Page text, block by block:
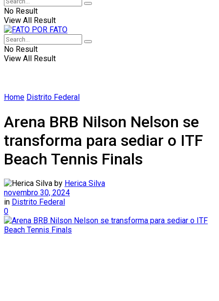
No Result
View All Result
No Result
View All Result
Home Distrito Federal
Arena BRB Nilson Nelson se
transforma para sediar o ITF
Beach Tennis Finals
by Herica Silva
novembro 30, 2024
in Distrito Federal
0